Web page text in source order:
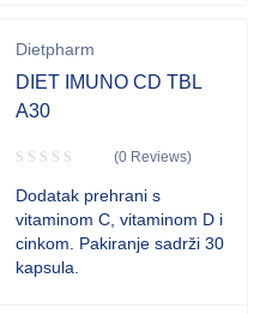
Dietpharm
DIET IMUNO CD TBL
A30
(0 Reviews)
Dodatak prehrani s
vitaminom C, vitaminom D i
cinkom. Pakiranje sadrži 30
kapsula.